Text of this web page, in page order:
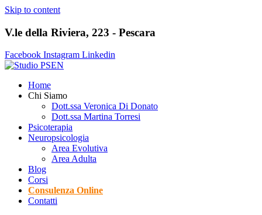
Skip to content
V.le della Riviera, 223 - Pescara
Facebook Instagram Linkedin
Home
Chi Siamo
Dott.ssa Veronica Di Donato
Dott.ssa Martina Torresi
Psicoterapia
Neuropsicologia
Area Evolutiva
Area Adulta
Blog
Corsi
Consulenza Online
Contatti